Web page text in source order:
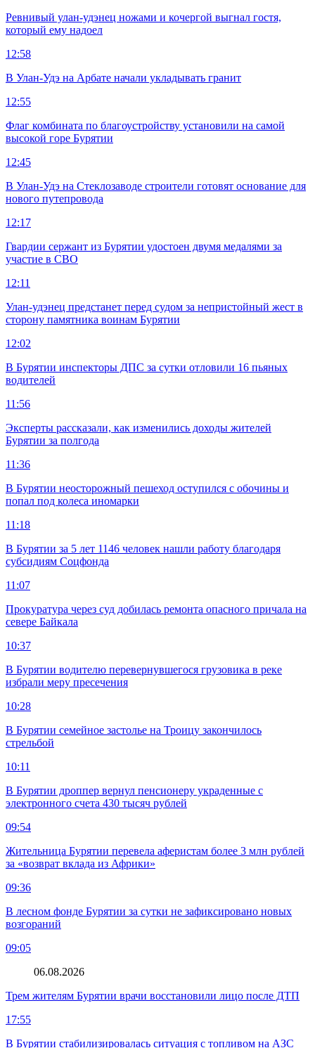
Ревнивый улан-удэнец ножами и кочергой выгнал гостя,
который ему надоел
12:58
В Улан-Удэ на Арбате начали укладывать гранит
12:55
Флаг комбината по благоустройству установили на самой
высокой горе Бурятии
12:45
В Улан-Удэ на Стеклозаводе строители готовят основание для
нового путепровода
12:17
Гвардии сержант из Бурятии удостоен двумя медалями за
участие в СВО
12:11
Улан-удэнец предстанет перед судом за непристойный жест в
сторону памятника воинам Бурятии
12:02
В Бурятии инспекторы ДПС за сутки отловили 16 пьяных
водителей
11:56
Эксперты рассказали, как изменились доходы жителей
Бурятии за полгода
11:36
В Бурятии неосторожный пешеход оступился с обочины и
попал под колеса иномарки
11:18
В Бурятии за 5 лет 1146 человек нашли работу благодаря
субсидиям Соцфонда
11:07
Прокуратура через суд добилась ремонта опасного причала на
севере Байкала
10:37
В Бурятии водителю перевернувшегося грузовика в реке
избрали меру пресечения
10:28
В Бурятии семейное застолье на Троицу закончилось
стрельбой
10:11
В Бурятии дроппер вернул пенсионеру украденные с
электронного счета 430 тысяч рублей
09:54
Жительница Бурятии перевела аферистам более 3 млн рублей
за «возврат вклада из Африки»
09:36
В лесном фонде Бурятии за сутки не зафиксировано новых
возгораний
09:05
06.08.2026
Трем жителям Бурятии врачи восстановили лицо после ДТП
17:55
В Бурятии стабилизировалась ситуация с топливом на АЗС